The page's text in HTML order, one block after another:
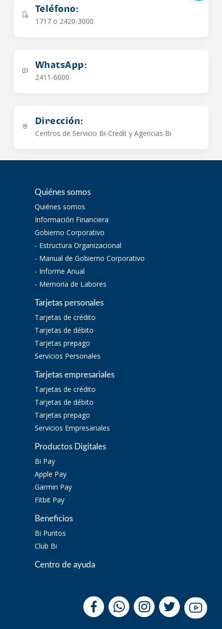
Teléfono:
1717 o 2420-3000
WhatsApp:
2411-6000
Dirección:
Centros de Servicio Bi-Credit y Agencias Bi
Quiénes somos
Quiénes somos
Información Financiera
Gobierno Corporativo
- Estructura Organizacional
- Manual de Gobierno Corporativo
- Informe Anual
- Memoria de Labores
Tarjetas personales
Tarjetas de crédito
Tarjetas de débito
Tarjetas prepago
Servicios Personales
Tarjetas empresariales
Tarjetas de crédito
Tarjetas de débito
Tarjetas prepago
Servicios Empresariales
Productos Digitales
Bi Pay
Apple Pay
Garmin Pay
Fitbit Pay
Beneficios
Bi Puntos
Club Bi
Centro de ayuda